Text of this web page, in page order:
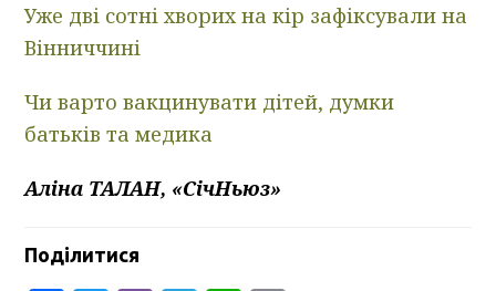
Уже дві сотні хворих на кір зафіксували на
Вінниччині
Чи варто вакцинувати дітей, думки
батьків та медика
Аліна ТАЛАН, «СічНьюз»
Поділитися